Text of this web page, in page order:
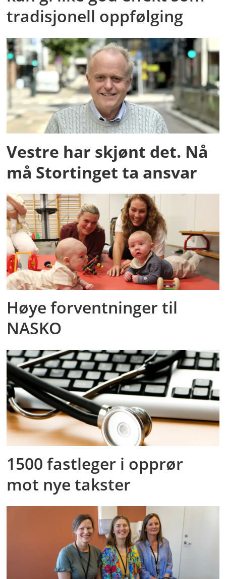
tradisjonell oppfølging
Vestre har skjønt det. Nå
må Stortinget ta ansvar
Høye forventninger til
NASKO
1500 fastleger i opprør
mot nye takster